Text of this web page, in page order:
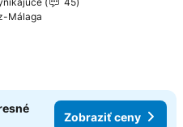
Málaga
Zobraziť ceny